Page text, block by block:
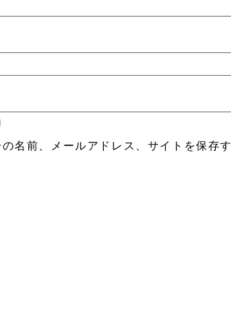
名前、メールアドレス、サイトを保存す